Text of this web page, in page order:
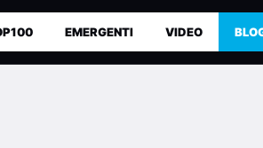
EMERGENTI VIDEO